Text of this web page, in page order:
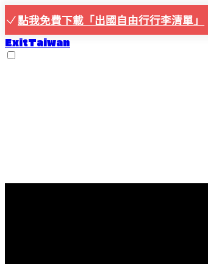
點我免費下載「出國自由行行李清單」
ExitTaiwan